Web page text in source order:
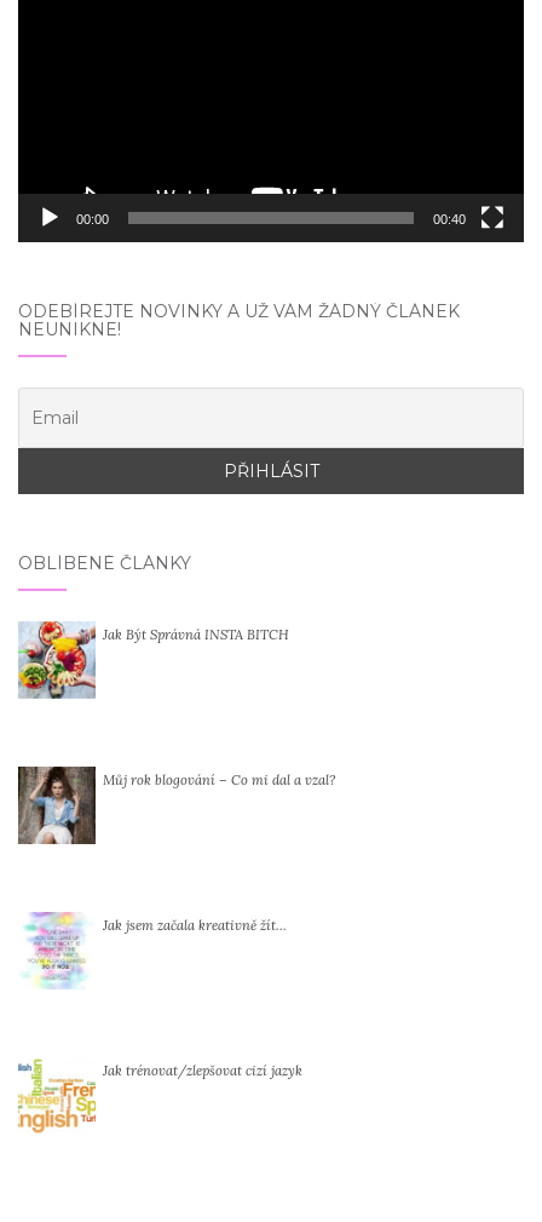
00:00 00:40
ODEBÍREJTE NOVINKY A UŽ VÁM ŽÁDNÝ ČLÁNEK
NEUNIKNE!
OBLÍBENÉ ČLÁNKY
Jak Být Správná INSTA BITCH
Můj rok blogování – Co mi dal a vzal?
Jak jsem začala kreativně žít…
Jak trénovat/zlepšovat cizí jazyk